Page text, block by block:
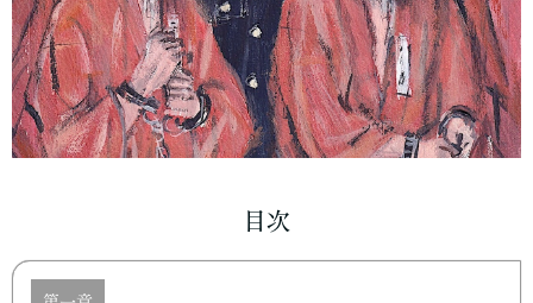
目次